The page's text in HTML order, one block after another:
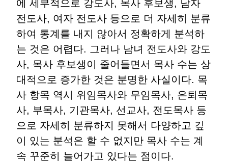
에 세부적으로 강도사, 목사 후보생, 남자
전도사, 여자 전도사 등으로 더 자세히 분류
하여 통계를 내지 않아서 정확하게 분석하
는 것은 어렵다. 그러나 남녀 전도사와 강도
사, 목사 후보생이 줄어들면서 목사 수는 상
대적으로 증가한 것은 분명한 사실이다. 목
사 항목 역시 위임목사와 무임목사, 은퇴목
사, 부목사, 기관목사, 선교사, 전도목사 등
으로 자세히 분류하지 못해서 다양하고 깊
이 있는 분석은 할 수 없지만 목사 수는 계
속 꾸준히 늘어가고 있다는 점이다.